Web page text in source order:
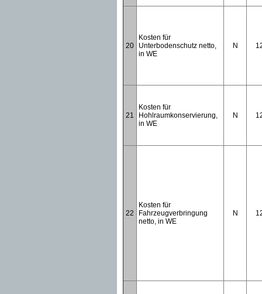
20
Kosten für
Unterbodenschutz netto,
in WE
N
21
Kosten für
Hohlraumkonservierung,
in WE
N
22
Kosten für
Fahrzeugverbringung
netto, in WE
N